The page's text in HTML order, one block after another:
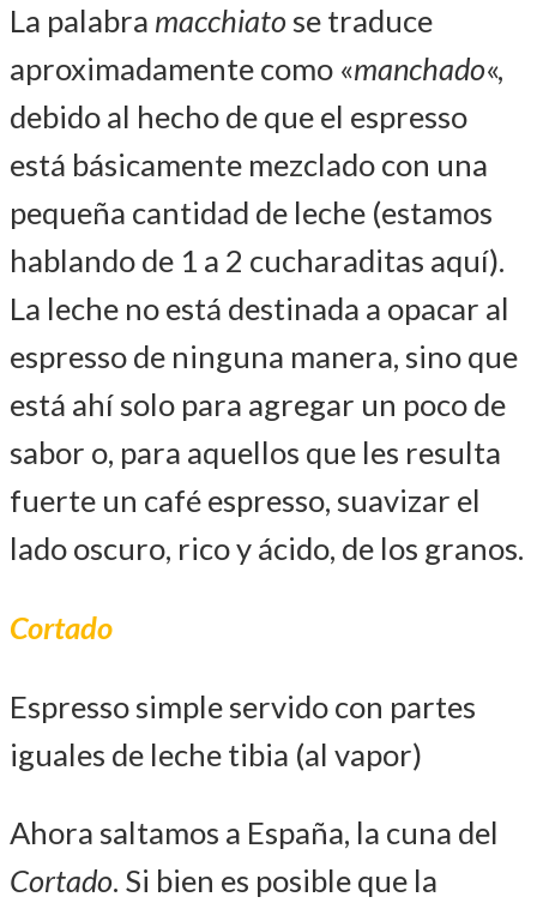
La palabra macchiatose traduce
aproximadamente como «manchado«,
debido al hecho de que el espresso
está básicamente mezclado con una
pequeña cantidad de leche (estamos
hablando de 1 a 2 cucharaditas aquí).
La leche no está destinada a opacar al
espresso de ninguna manera, sino que
está ahí solo para agregar un poco de
sabor o, para aquellos que les resulta
fuerte un café espresso, suavizar el
lado oscuro, rico y ácido, de los granos.
Cortado
Espresso simple servido con partes
iguales de leche tibia (al vapor)
Ahora saltamos a España, la cuna del
Cortado. Si bien es posible que la